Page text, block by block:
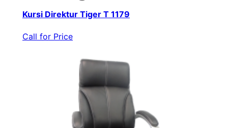
Kursi Direktur Tiger T 1179
Call for Price